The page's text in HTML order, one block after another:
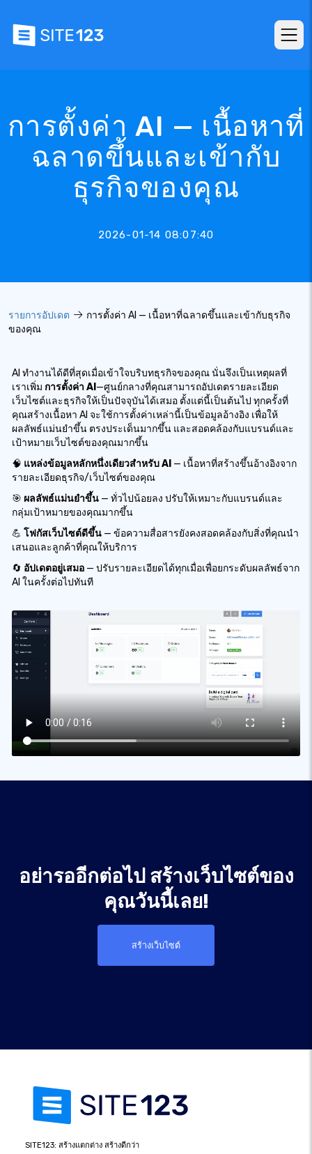
การตั้งค่า AI — เนื้อหาที่
ฉลาดขึ้นและเข้ากับ
ธุรกิจของคุณ
2026-01-14 08:07:40
รายการอัปเดต
การตั้งค่า AI — เนื้อหาที่ฉลาดขึ้นและเข้ากับธุรกิจ
ของคุณ
AI ทำงานได้ดีที่สุดเมื่อเข้าใจบริบทธุรกิจของคุณ นั่นจึงเป็นเหตุผลที่
เราเพิ่ม การตั้งค่า AI —ศูนย์กลางที่คุณสามารถอัปเดตรายละเอียด
เว็บไซต์และธุรกิจให้เป็นปัจจุบันได้เสมอ ตั้งแต่นี้เป็นต้นไป ทุกครั้งที่
คุณสร้างเนื้อหา AI จะใช้การตั้งค่าเหล่านี้เป็นข้อมูลอ้างอิง เพื่อให้
ผลลัพธ์แม่นยำขึ้น ตรงประเด็นมากขึ้น และสอดคล้องกับแบรนด์และ
เป้าหมายเว็บไซต์ของคุณมากขึ้น
🧠 แหล่งข้อมูลหลักหนึ่งเดียวสำหรับ AI — เนื้อหาที่สร้างขึ้นอ้างอิงจาก
รายละเอียดธุรกิจ/เว็บไซต์ของคุณ
🎯 ผลลัพธ์แม่นยำขึ้น — ทั่วไปน้อยลง ปรับให้เหมาะกับแบรนด์และ
กลุ่มเป้าหมายของคุณมากขึ้น
💪 โฟกัสเว็บไซต์ดีขึ้น — ข้อความสื่อสารยังคงสอดคล้องกับสิ่งที่คุณนำ
เสนอและลูกค้าที่คุณให้บริการ
🔄 อัปเดตอยู่เสมอ — ปรับรายละเอียดได้ทุกเมื่อเพื่อยกระดับผลลัพธ์จาก
AI ในครั้งต่อไปทันที
อย่ารออีกต่อไป สร้างเว็บไซต์ของ
คุณวันนี้เลย!
สร้างเว็บไซต์
SITE123: สร้างแตกต่าง สร้างดีกว่า